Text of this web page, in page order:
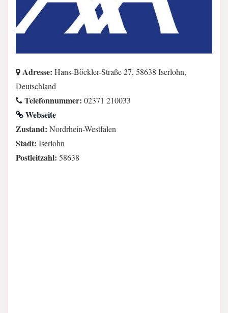
Adresse: Hans-Böckler-Straße 27, 58638 Iserlohn,
Deutschland
Telefonnummer: 02371 210033
Webseite
Zustand: Nordrhein-Westfalen
Stadt: Iserlohn
Postleitzahl: 58638